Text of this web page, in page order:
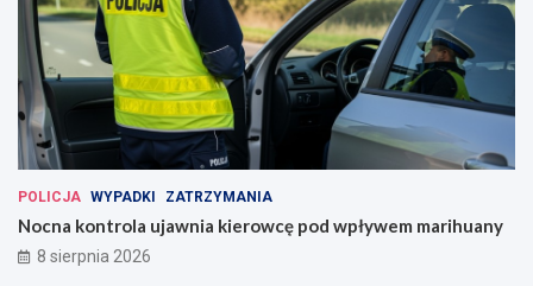
POLICJA WYPADKI ZATRZYMANIA
Nocna kontrola ujawnia kierowcę pod wpływem marihuany
8 sierpnia 2026